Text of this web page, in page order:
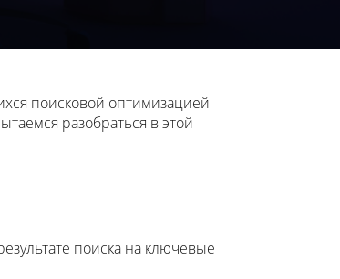
поисковой оптимизацией
разобраться в этой
поиска на ключевые